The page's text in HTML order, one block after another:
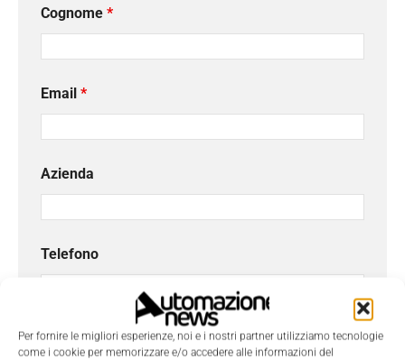
Per fornire le migliori esperienze, noi e i nostri partner utilizziamo tecnologie
come i cookie per memorizzare e/o accedere alle informazioni del
Cognome *
Email *
Azienda
Telefono
Oggetto